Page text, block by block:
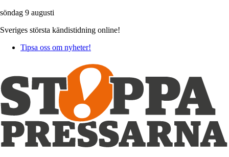
söndag 9 augusti
Sveriges största kändistidning online!
Tipsa oss om nyheter!